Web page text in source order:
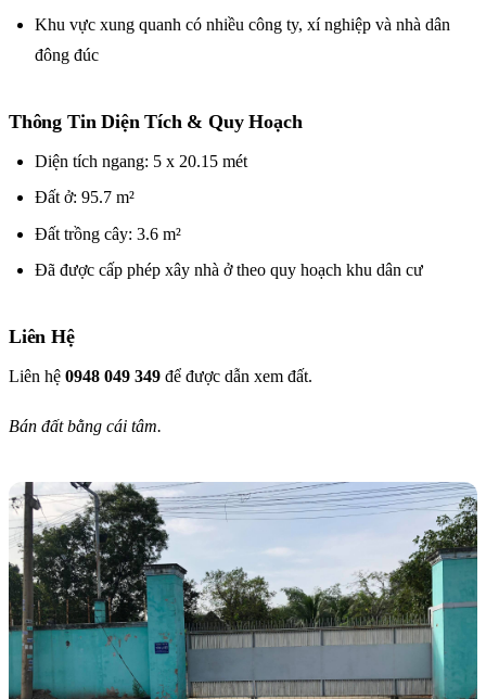
Khu vực xung quanh có nhiều công ty, xí nghiệp và nhà dân
đông đúc
Thông Tin Diện Tích & Quy Hoạch
Diện tích ngang: 5 x 20.15 mét
Đất ở: 95.7 m²
Đất trồng cây: 3.6 m²
Đã được cấp phép xây nhà ở theo quy hoạch khu dân cư
Liên Hệ
Liên hệ 0948 049 349 để được dẫn xem đất.
Bán đất bằng cái tâm.